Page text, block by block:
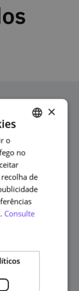
e Humanas da
ENGLISH
×
o
no
de
Consulte